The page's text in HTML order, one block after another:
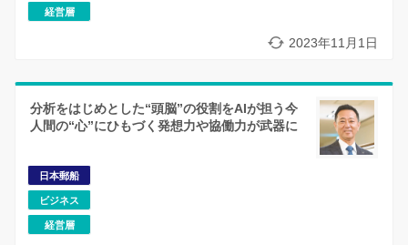
経営層
2023年11月1日
分析をはじめとした“頭脳”の役割をAIが担う今
人間の“心”にひもづく発想力や協働力が武器に
日本郵船
ビジネス
経営層